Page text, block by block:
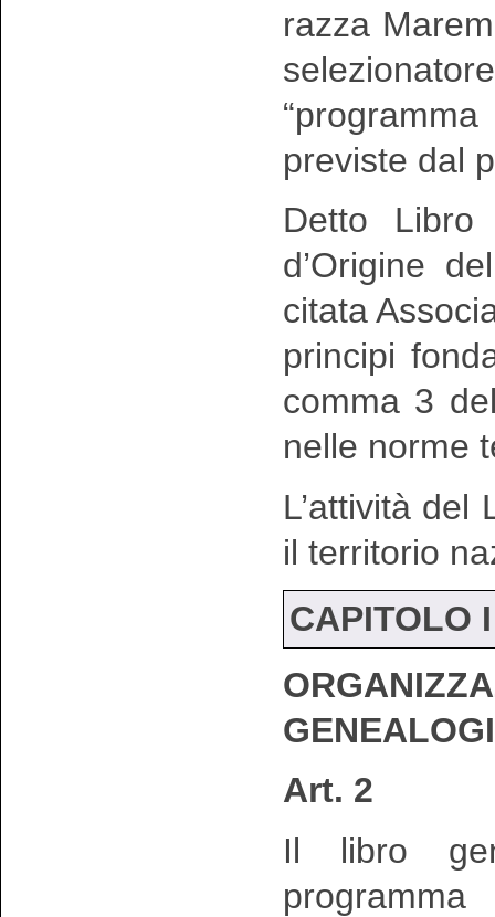
razza
previste dal
Detto Libro
d’Origine
citata
principi
comma 3
nelle norme
L’attività
il territorio
CAPITOLO I
Art. 2
Il libro